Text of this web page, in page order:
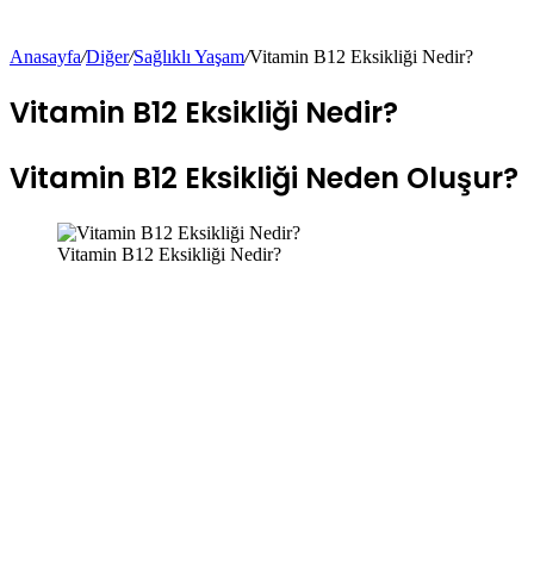
Vitamin B12 Eksikliği Nedir?
Vitamin B12 Eksikliği Neden Oluşur?